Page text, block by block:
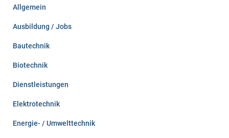
Allgemein
Ausbildung / Jobs
Bautechnik
Biotechnik
Dienstleistungen
Elektrotechnik
Energie- / Umwelttechnik